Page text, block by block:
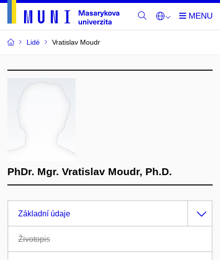
Lidé Vratislav Moudr
PhDr. Mgr. Vratislav Moudr, Ph.D.
Základní údaje
Životopis